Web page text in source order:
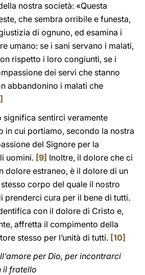
nostra società: «Questa
che sembra orribile e funesta,
di ognuno, ed esamina i
umano: se i sani servano i malati,
rispetto i loro congiunti, se i
dei servi che stanno
abbandonino i malati che
significa sentirci veramente
in cui portiamo, secondo la nostra
del Signore per la
uomini. [9] Inoltre, il dolore che ci
dolore estraneo, è il dolore di un
corpo del quale il nostro
prenderci cura per il bene di tutti.
con il dolore di Cristo e,
affretta il compimento della
stesso per l’unità di tutti. [10]
per Dio, per incontrarci
il fratello